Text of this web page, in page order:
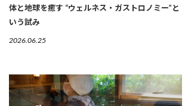
体と地球を癒す “ウェルネス・ガストロノミー”と
いう試み
2026.06.25